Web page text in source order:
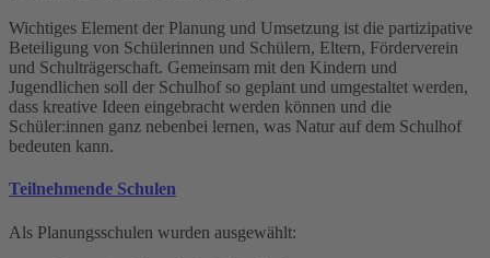
Wichtiges Element der Planung und Umsetzung ist die partizipative
Beteiligung von Schülerinnen und Schülern, Eltern, Förderverein
und Schulträgerschaft. Gemeinsam mit den Kindern und
Jugendlichen soll der Schulhof so geplant und umgestaltet werden,
dass kreative Ideen eingebracht werden können und die
Schüler:innen ganz nebenbei lernen, was Natur auf dem Schulhof
bedeuten kann.
Teilnehmende Schulen
Als Planungsschulen wurden ausgewählt: